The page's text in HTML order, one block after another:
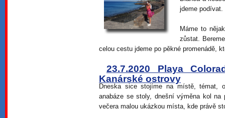
jdeme podívat.
Máme to
zůstat.
celou cestu jdeme po pěkné promenádě,
23.7.2020 Playa
Kanárské ostrovy
Dneska sice stojíme na místě,
anabáze se stoly, dnešní výměna kol
večera malou ukázkou místa, kde právě